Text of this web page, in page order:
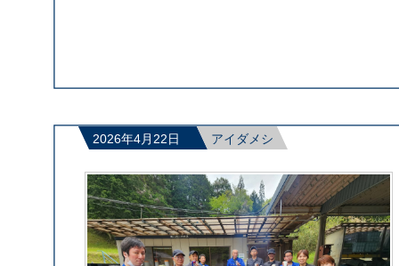
2026年4月22日 アイダメシ